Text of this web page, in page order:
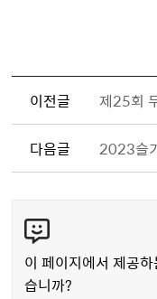
이전글
다음글
텐
츠
만
이 페이지에서 제공
습니까?